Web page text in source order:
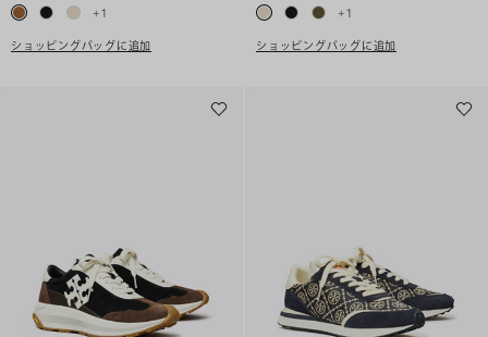
+1
ショッピングバッグに追加
+1
ショッピングバッグに追加